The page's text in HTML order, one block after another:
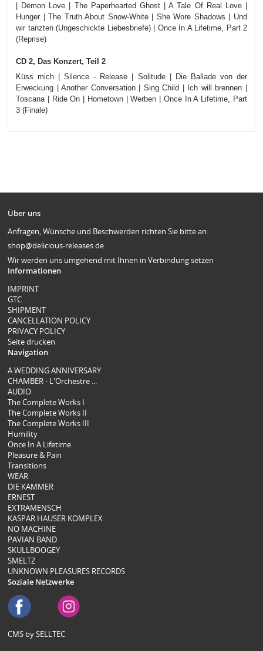
| Demon Love | The Paperhearted Ghost | A Tale Of Real Love |
Hunger | The Truth About Snow-White | She Wore Shadows | Und
wir tanzten (Ungeschickte Liebesbriefe) | Once In A Lifetime, Part 2
(Reprise)
CD 2, Das Konzert, Teil 2
Küss mich | Silence - Release | Solitude | Die Ballade von der
Erweckung | Another Conversation | Sing Child | Ich will brennen |
Toscana | Ride On | Hometown | Werben | Once In A Lifetime, Part
3 (Finale)
Über uns
Anfragen, Wünsche und Beschwerden richten Sie bitte an:
shop@delicious-releases.de
Wir werden uns umgehend mit Ihnen in Verbindung setzen
Informationen
IMPRINT
GTC
SHIPMENT
CANCELLATION POLICY
PRIVACY POLICY
Seite drucken
Navigation
A WEDDING ANNIVERSARY
CHAMBER - L'Orchestre ...
AUDIO
The Complete Works I
The Complete Works II
The Complete Works III
Humility
Once In A Lifetime
Pleasure & Pain
Transitions
WEAR
DIE KAMMER
ERNEST
EXTRAMENSCH
KASPAR HAUSER KOMPLEX
NO MACHINE
PAVIAN BAND
SKULLBOOGEY
SMELTZ
UNKNOWN PLEASURES RECORDS
Soziale Netzwerke
CMS by SELLTEC